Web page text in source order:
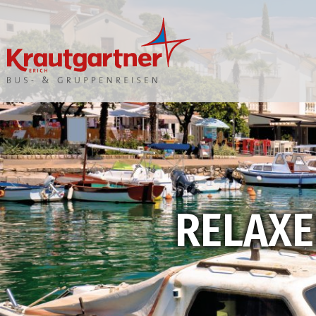
Unsere Reisen
Reisekalender
Katalogbestellung
Gutscheine
Zustiege
Versicherung
Feedback
Blätterkataloge
Infoblätter
Newsletter
FAQ
Bus buchen
Anfrage
Fuhrpark
Lenkzeit
VON A WIE